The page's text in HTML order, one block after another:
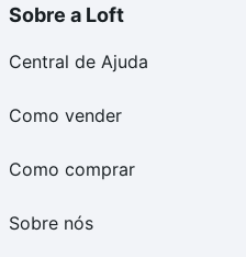
Sobre a Loft
Central de Ajuda
Como vender
Como comprar
Sobre nós